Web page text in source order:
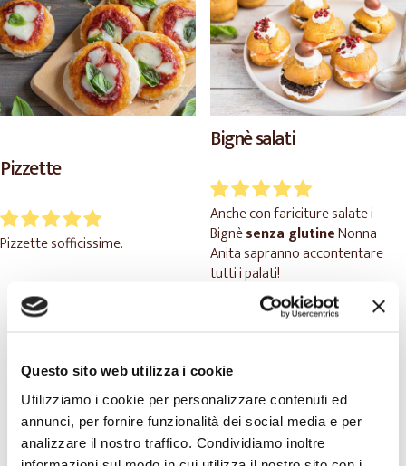
Questo sito web utilizza i cookie
Utilizziamo i cookie per personalizzare contenuti ed
annunci, per fornire funzionalità dei social media e per
analizzare il nostro traffico. Condividiamo inoltre
Pizzette
Pizzette sofficissime.
TEMPO DI
3 ore 30 minuti
Bignè salati
Anche con fariciture salate i
Bignèsenza glutineNonna
Anita sapranno accontentare
tutti i palati!
TEMPO DI